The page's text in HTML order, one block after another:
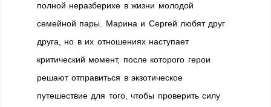
полной неразберихе в жизни молодой
семейной пары. Марина и Сергей любят друг
друга, но в их отношениях наступает
критический момент, после которого герои
решают отправиться в экзотическое
путешествие для того, чтобы проверить силу